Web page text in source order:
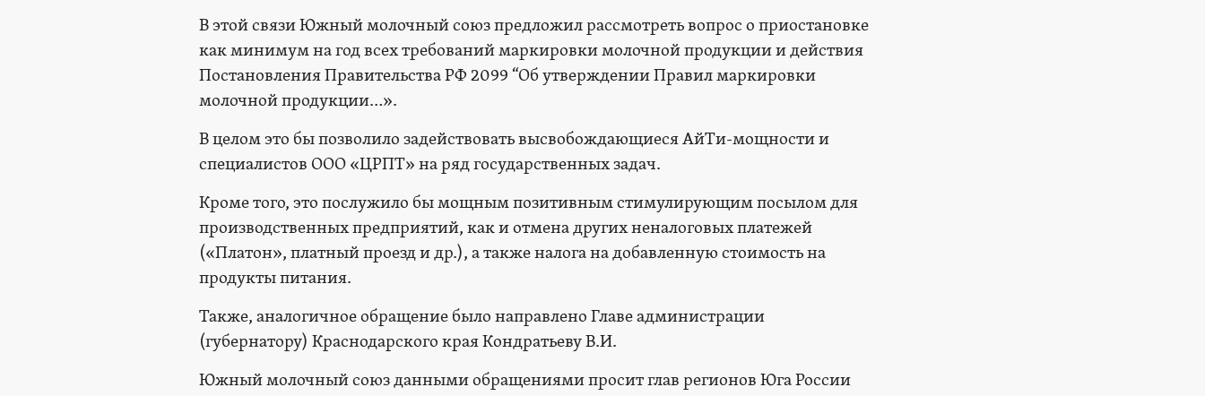
В этой связи Южный молочный союз предложил рассмотреть вопрос о приостановке
как минимум на год всех требований маркировки молочной продукции и действия
Постановления Правительства РФ 2099 “Об утверждении Правил маркировки
молочной продукции…».
В целом это бы позволило задействовать высвобождающиеся АйТи-мощности и
специалистов ООО «ЦРПТ» на ряд государственных задач.
Кроме того, это послужило бы мощным позитивным стимулирующим посылом для
производственных предприятий, как и отмена других неналоговых платежей
(«Платон», платный проезд и др.), а также налога на добавленную стоимость на
продукты питания.
Также, аналогичное обращение было направлено Главе администрации
(губернатору) Краснодарского края Кондратьеву В.И.
Южный молочный союз данными обращениями просит глав регионов Юга России